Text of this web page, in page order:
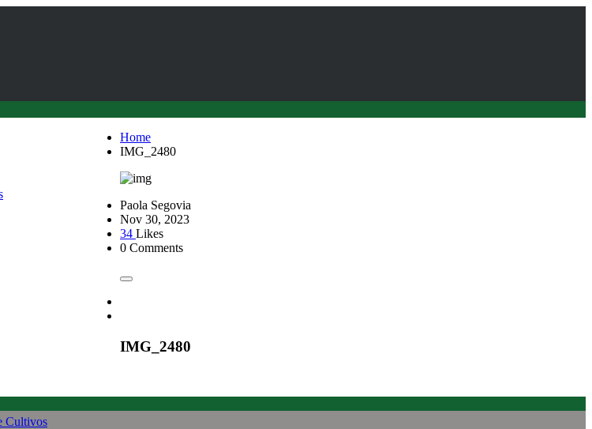
Cultivos
Home
IMG_2480
Paola Segovia
Nov 30, 2023
34 Likes
0 Comments
IMG_2480